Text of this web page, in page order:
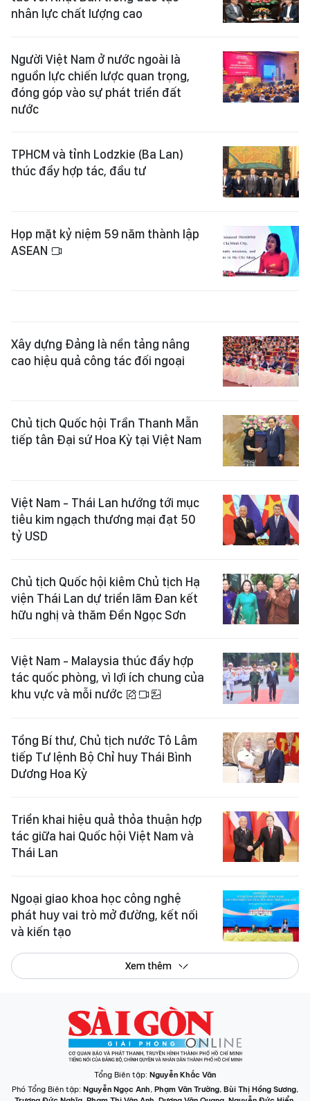
nhân lực chất lượng cao
Người Việt Nam ở nước ngoài là
nguồn lực chiến lược quan trọng,
đóng góp vào sự phát triển đất
nước
TPHCM và tỉnh Lodzkie (Ba Lan)
thúc đẩy hợp tác, đầu tư
Họp mặt kỷ niệm 59 năm thành lập
ASEAN
Xây dựng Đảng là nền tảng nâng
cao hiệu quả công tác đối ngoại
Chủ tịch Quốc hội Trần Thanh Mẫn
tiếp tân Đại sứ Hoa Kỳ tại Việt Nam
Việt Nam - Thái Lan hướng tới mục
tiêu kim ngạch thương mại đạt 50
tỷ USD
Chủ tịch Quốc hội kiêm Chủ tịch Hạ
viện Thái Lan dự triển lãm Đan kết
hữu nghị và thăm Đền Ngọc Sơn
Việt Nam - Malaysia thúc đẩy hợp
tác quốc phòng, vì lợi ích chung của
khu vực và mỗi nước
Tổng Bí thư, Chủ tịch nước Tô Lâm
tiếp Tư lệnh Bộ Chỉ huy Thái Bình
Dương Hoa Kỳ
Triển khai hiệu quả thỏa thuận hợp
tác giữa hai Quốc hội Việt Nam và
Thái Lan
Ngoại giao khoa học công nghệ
phát huy vai trò mở đường, kết nối
và kiến tạo
Xem thêm
Tổng Biên tập: Nguyễn Khắc Văn
Phó Tổng Biên tập: Nguyễn Ngọc Anh, Phạm Văn Trường, Bùi Thị Hồng Sương,